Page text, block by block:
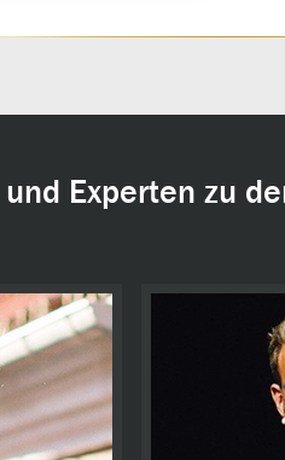
Experten zu